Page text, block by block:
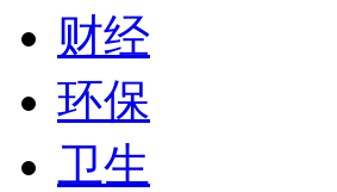
财经
环保
卫生